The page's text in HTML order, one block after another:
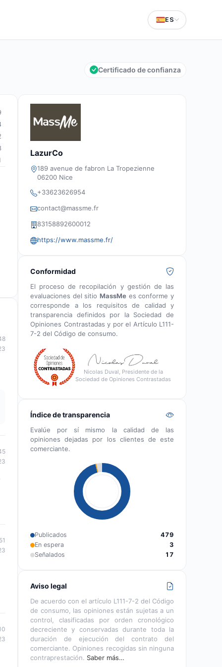
ES
Certificado de confianza
LazurCo
189 avenue de fabron La Tropezienne
06200 Nice
+33623626954
contact@massme.fr
83158892600012
https://www.massme.fr/
Conformidad
El proceso de recopilación y gestión de las
evaluaciones del sitio MassMe es conforme y
corresponde a los requisitos de calidad y
transparencia definidos por la Sociedad de
Opiniones Contrastadas y por el Artículo L111-
7-2 del Código de consumo.
Nicolas Duval, Presidente de la
Sociedad de Opiniones Contrastadas
Índice de transparencia
Evalúe por sí mismo la calidad de las
opiniones dejadas por los clientes de este
comerciante.
Publicados
479
En espera
3
Señalados
17
Aviso legal
De acuerdo con el artículo L111-7-2 del Código
de consumo, las opiniones están sujetas a un
control, clasificadas por orden cronológico
decreciente y conservadas durante toda la
duración de ejecución del contrato del
comerciante. Opiniones recogidas sin ninguna
contraprestación. Saber más…